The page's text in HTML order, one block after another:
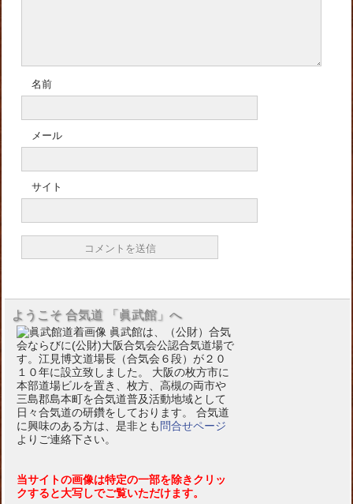
名前
メール
サイト
ようこそ 合気道 「眞武館」へ
眞武館は、（公財）合気
会ならびに(公財)大阪合気会公認合気道場で
す。江見博文道場長（合気会６段）が２０
１０年に設立致しました。 大阪の枚方市に
本部道場ビルを置き、枚方、高槻の両市や
三島郡島本町を合気道普及活動地域として
日々合気道の研鑽をしております。 合気道
に興味のある方は、是非とも 問合せページ
よりご連絡下さい。
当サイトの画像は特定の一部を除きクリッ
クすると大写しでご覧いただけます。